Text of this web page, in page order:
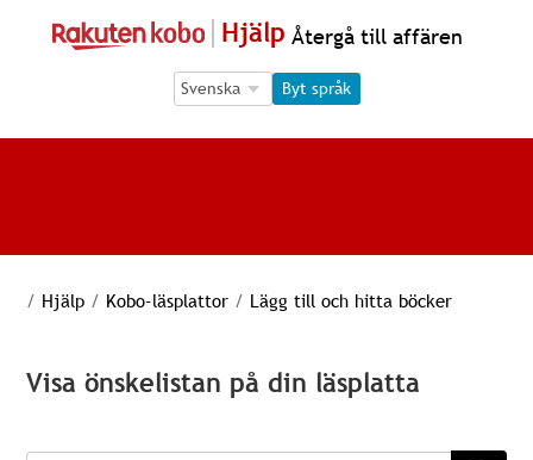
Hjälp Återgå till affären
Language Selection
Language Selection
Byt språk
/ Hjälp / Kobo-läsplattor / Lägg till och hitta böcker
Visa önskelistan på din läsplatta